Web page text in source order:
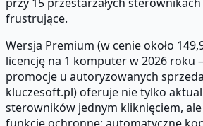
frustrujące.
Wersja Premium (w cenie około
licencję na 1 komputer w 2026
promocje u autoryzowanych
kluczesoft.pl) oferuje nie tylko
sterowników jednym kliknięciem,